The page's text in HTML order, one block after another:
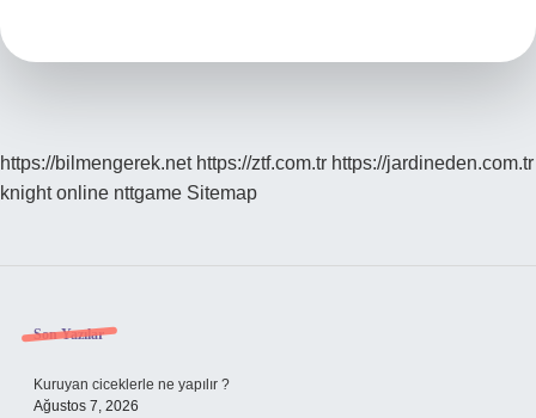
https://bilmengerek.net https://ztf.com.tr https://jardineden.com.tr
knight online nttgame Sitemap
Sidebar
Son Yazılar
Kuruyan ciceklerle ne yapılır ?
Ağustos 7, 2026